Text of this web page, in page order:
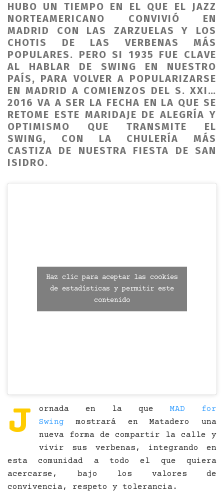
HUBO UN TIEMPO EN EL QUE EL JAZZ
NORTEAMERICANO CONVIVIÓ EN
MADRID CON LAS ZARZUELAS Y LOS
CHOTIS DE LAS VERBENAS MÁS
POPULARES. PERO SI 1935 FUE CLAVE
AL HABLAR DE SWING EN NUESTRO
PAÍS, PARA VOLVER A POPULARIZARSE
EN MADRID A COMIENZOS DEL S. XXI…
2016 VA A SER LA FECHA EN LA QUE SE
RETOME ESTE MARIDAJE DE ALEGRÍA Y
OPTIMISMO QUE TRANSMITE EL
SWING, CON LA CHULERÍA MÁS
CASTIZA DE NUESTRA FIESTA DE SAN
ISIDRO.
Haz clic para aceptar las cookies
de estadísticas y permitir este
contenido
J ornada en la que MAD for
Swing mostrará en Matadero una
nueva forma de compartir la calle y
vivir sus verbenas, integrando en
esta comunidad a todo el que quiera
acercarse, bajo los valores de
convivencia, respeto y tolerancia.